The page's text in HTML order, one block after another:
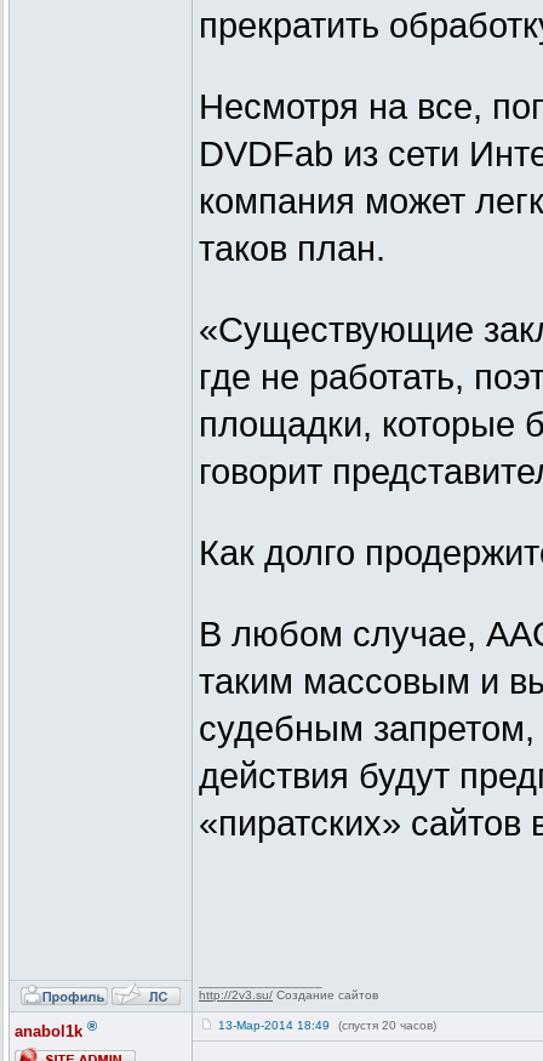
прекратить
Несмотря на все,
DVDFab из сети
компания может
таков план.
«Существующие
где не работать,
площадки, которые
говорит
Как долго
В любом случае,
таким массовым и
судебным
действия будут
«пиратских»
http://2v3.su/ Создание сайтов
anabol1k ® 13-Мар-2014 18:49 (спустя 20 часов)